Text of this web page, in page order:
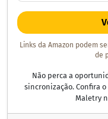
Links da Amazon podem
de
Não perca a
sincronização. Confira
Maletry